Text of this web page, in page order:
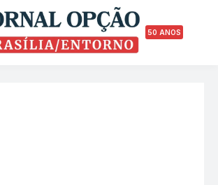
50 ANOS